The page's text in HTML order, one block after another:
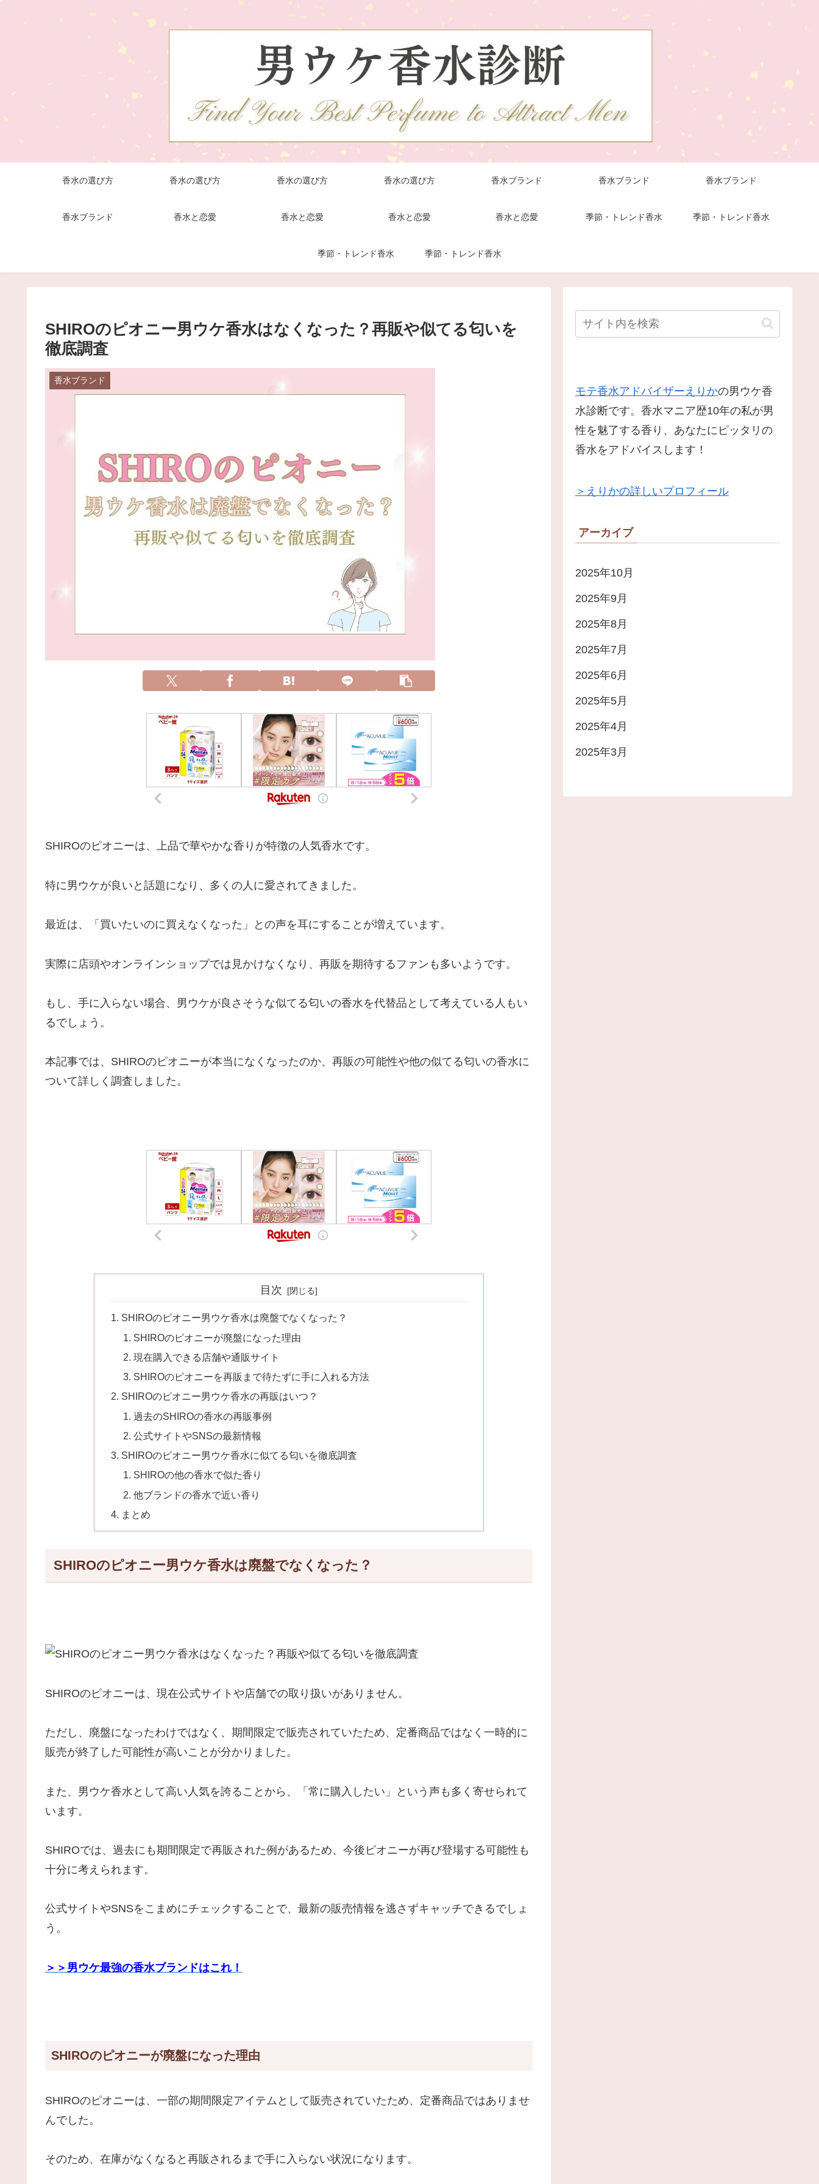
香水の選び方 香水の選び方 香水の選び方 香水の選び方 香水ブランド 香水ブランド 香水ブランド
香水ブランド 香水と恋愛 香水と恋愛 香水と恋愛 香水と恋愛 季節・トレンド香水 季節・トレンド香水
季節・トレンド香水 季節・トレンド香水
SHIROのピオニー男ウケ香水はなくなった？再販や似てる匂いを
徹底調査
香水ブランド
SHIROのピオニーは、上品で華やかな香りが特徴の人気香水です。
特に男ウケが良いと話題になり、多くの人に愛されてきました。
最近は、「買いたいのに買えなくなった」との声を耳にすることが増えています。
実際に店頭やオンラインショップでは見かけなくなり、再販を期待するファンも多いようです。
もし、手に入らない場合、男ウケが良さそうな似てる匂いの香水を代替品として考えている人もい
るでしょう。
本記事では、SHIROのピオニーが本当になくなったのか、再販の可能性や他の似てる匂いの香水に
ついて詳しく調査しました。
目次
SHIROのピオニー男ウケ香水は廃盤でなくなった？
SHIROのピオニーが廃盤になった理由
現在購入できる店舗や通販サイト
SHIROのピオニーを再販まで待たずに手に入れる方法
SHIROのピオニー男ウケ香水の再販はいつ？
過去のSHIROの香水の再販事例
公式サイトやSNSの最新情報
SHIROのピオニー男ウケ香水に似てる匂いを徹底調査
SHIROの他の香水で似た香り
他ブランドの香水で近い香り
まとめ
SHIROのピオニー男ウケ香水は廃盤でなくなった？
SHIROのピオニーは、現在公式サイトや店舗での取り扱いがありません。
ただし、廃盤になったわけではなく、期間限定で販売されていたため、定番商品ではなく一時的に
販売が終了した可能性が高いことが分かりました。
また、男ウケ香水として高い人気を誇ることから、「常に購入したい」という声も多く寄せられて
います。
SHIROでは、過去にも期間限定で再販された例があるため、今後ピオニーが再び登場する可能性も
十分に考えられます。
公式サイトやSNSをこまめにチェックすることで、最新の販売情報を逃さずキャッチできるでしょ
う。
＞＞男ウケ最強の香水ブランドはこれ！
SHIROのピオニーが廃盤になった理由
SHIROのピオニーは、一部の期間限定アイテムとして販売されていたため、定番商品ではありませ
んでした。
そのため、在庫がなくなると再販されるまで手に入らない状況になります。
モテ香水アドバイザーえりかの男ウケ香
水診断です。香水マニア歴10年の私が男
性を魅了する香り、あなたにピッタリの
香水をアドバイスします！
＞えりかの詳しいプロフィール
アーカイブ
2025年10月
2025年9月
2025年8月
2025年7月
2025年6月
2025年5月
2025年4月
2025年3月